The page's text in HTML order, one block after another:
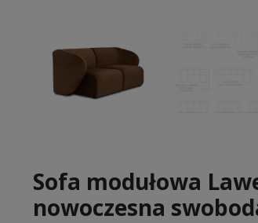
Sofa modułowa
nowoczesna